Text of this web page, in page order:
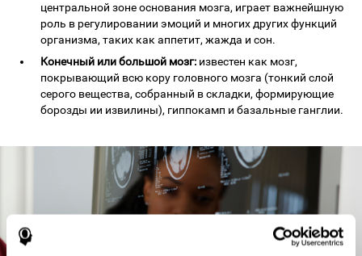
центральной зоне основания мозга, играет важнейшную
роль в регулировании эмоций и многих других функций
организма, таких как аппетит, жажда и сон.
Конечный или большой мозг: известен как мозг,
покрывающий всю кору головного мозга (тонкий слой
серого вещества, собранный в складки, формирующие
борозды ии извилины), гиппокамп и базальные ганглии.